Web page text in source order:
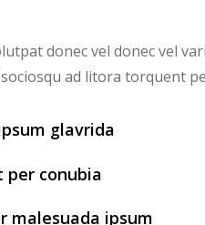
donec vel donec vel
ad litora torquent
glavrida
per conubia
malesuada ipsum